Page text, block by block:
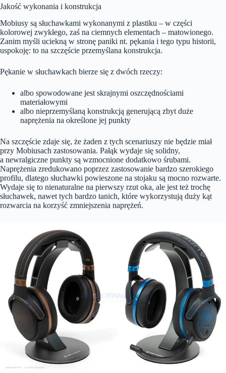
Jakość wykonania i konstrukcja
Mobiusy są słuchawkami wykonanymi z plastiku – w części
kolorowej zwykłego, zaś na ciemnych elementach – matowionego.
Zanim myśli uciekną w stronę paniki nt. pękania i tego typu historii,
uspokoję: to na szczęście przemyślana konstrukcja.
Pękanie w słuchawkach bierze się z dwóch rzeczy:
albo spowodowane jest skrajnymi oszczędnościami
materiałowymi
albo nieprzemyślaną konstrukcją generującą zbyt duże
naprężenia na określone jej punkty
Na szczęście zdaje się, że żaden z tych scenariuszy nie będzie miał
przy Mobiusach zastosowania. Pałąk wydaje się solidny,
a newralgiczne punkty są wzmocnione dodatkowo śrubami.
Naprężenia zredukowano poprzez zastosowanie bardzo szerokiego
profilu, dlatego słuchawki powieszone na stojaku są mocno rozwarte.
Wydaje się to nienaturalne na pierwszy rzut oka, ale jest też trochę
słuchawek, nawet tych bardzo tanich, które wykorzystują duży kąt
rozwarcia na korzyść zmniejszenia naprężeń.